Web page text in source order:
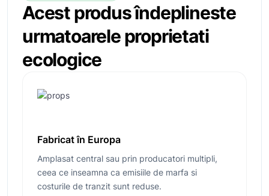
Acest produs îndeplineste
urmatoareleproprietati
ecologice
Fabricat în Europa
Amplasat central sau prin producatori multipli,
ceea ce inseamna ca emisiile de marfa si
costurile de tranzit sunt reduse.